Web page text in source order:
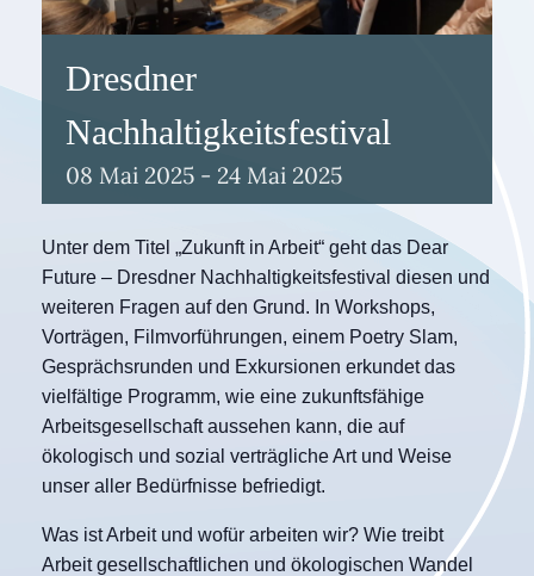
Dresdner
Nachhaltigkeitsfestival
08 Mai 2025 - 24 Mai 2025
Unter dem Titel „Zukunft in Arbeit“ geht das Dear
Future – Dresdner Nachhaltigkeitsfestival diesen und
weiteren Fragen auf den Grund. In Workshops,
Vorträgen, Filmvorführungen, einem Poetry Slam,
Gesprächsrunden und Exkursionen erkundet das
vielfältige Programm, wie eine zukunftsfähige
Arbeitsgesellschaft aussehen kann, die auf
ökologisch und sozial verträgliche Art und Weise
unser aller Bedürfnisse befriedigt.
Was ist Arbeit und wofür arbeiten wir? Wie treibt
Arbeit gesellschaftlichen und ökologischen Wandel